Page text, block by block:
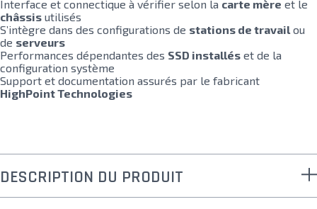
Interface et connectique à vérifier selon la carte mère et le
châssis utilisés
S’intègre dans des configurations de stations de travail ou
de serveurs
Performances dépendantes des SSD installés et de la
configuration système
Support et documentation assurés par le fabricant
HighPoint Technologies
DESCRIPTION DU PRODUIT